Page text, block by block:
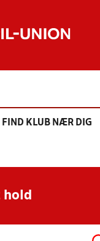
FIND KLUB NÆR DIG
hold